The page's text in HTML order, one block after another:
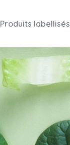
Produits labellisés